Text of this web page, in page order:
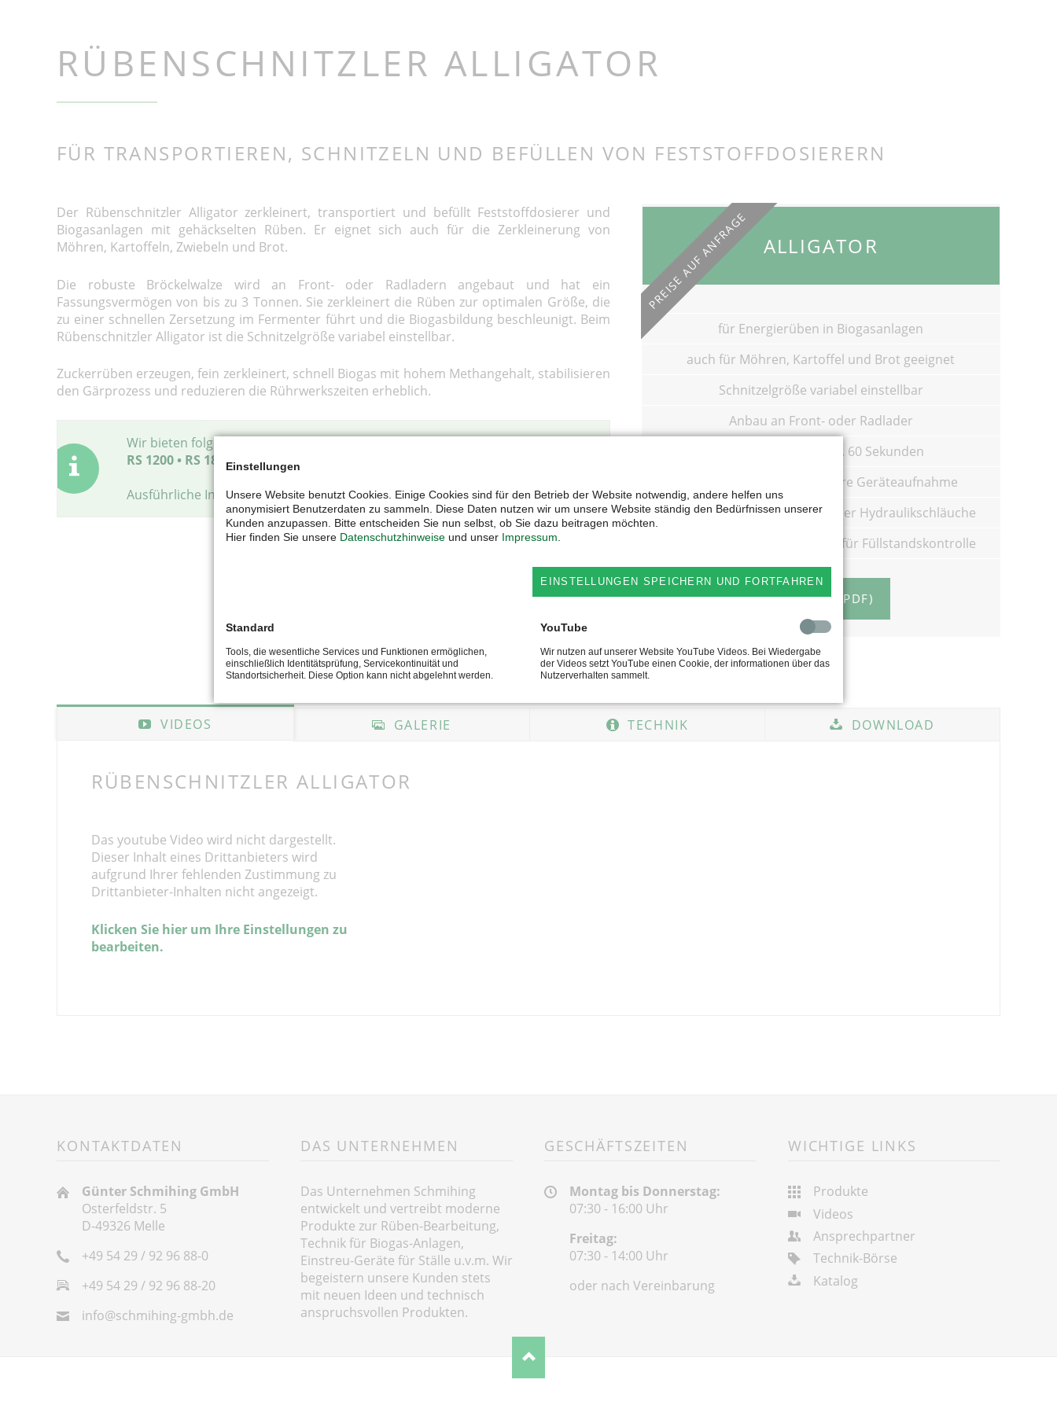
Stationärer Rübenschnitzler
Cleaner Tiger mit Reiniger
Kartoffelentsteinung
Crocodile
RÜBENSCHNITZLER ALLIGATOR
FÜR TRANSPORTIEREN, SCHNITZELN UND BEFÜLLEN VON FESTSTOFFDOSIERERN
Der Rübenschnitzler Alligator zerkleinert, transportiert und befüllt Feststoffdosierer und
Biogasanlagen mit gehäckselten Rüben. Er eignet sich auch für die Zerkleinerung von
Möhren, Kartoffeln, Zwiebeln und Brot.
Die robuste Bröckelwalze wird an Front- oder Radladern angebaut und hat ein
Fassungsvermögen von bis zu 3 Tonnen. Sie zerkleinert die Rüben zur optimalen Größe, die
zu einer schnellen Zersetzung im Fermenter führt und die Biogasbildung beschleunigt. Beim
Rübenschnitzler Alligator ist die Schnitzelgröße variabel einstellbar.
Zuckerrüben erzeugen, fein zerkleinert, schnell Biogas mit hohem Methangehalt, stabilisieren
den Gärprozess und reduzieren die Rührwerkszeiten erheblich.
Wir bieten folgende Varianten an:
RS 1200 • RS 1800 • RS 2400 • RS 3000
Ausführliche Infos finden Sie in unseren Prospekten.
ALLIGATOR
PREISE AUF ANFRAGE
für Energierüben in Biogasanlagen
auch für Möhren, Kartoffel und Brot geeignet
Schnitzelgröße variabel einstellbar
Anbau an Front- oder Radlader
bis zu 3 Tonnen in ca. 60 Sekunden
geschraubte, austauschbare Geräteaufnahme
Schlauchgarderobe - Ablage der Hydraulikschläuche
Sichtfenster in der Rückwand für Füllstandskontrolle
PROSPEKT (PDF)
VIDEOS GALERIE TECHNIK DOWNLOAD
RÜBENSCHNITZLER ALLIGATOR
Das youtube Video wird nicht dargestellt.
Dieser Inhalt eines Drittanbieters wird
aufgrund Ihrer fehlenden Zustimmung zu
Drittanbieter-Inhalten nicht angezeigt.
Klicken Sie hier um Ihre Einstellungen zu
bearbeiten.
KONTAKTDATEN
Günter Schmihing GmbH
Osterfeldstr. 5
D-49326 Melle
+49 54 29 / 92 96 88-0
+49 54 29 / 92 96 88-20
info@schmihing-gmbh.de
DAS UNTERNEHMEN
Das Unternehmen Schmihing
entwickelt und vertreibt moderne
Produkte zur Rüben-Bearbeitung,
Technik für Biogas-Anlagen,
Einstreu-Geräte für Ställe u.v.m. Wir
begeistern unsere Kunden stets
mit neuen Ideen und technisch
anspruchsvollen Produkten.
GESCHÄFTSZEITEN
Montag bis Donnerstag:
07:30 - 16:00 Uhr
Freitag:
07:30 - 14:00 Uhr
oder nach Vereinbarung
WICHTIGE LINKS
Produkte
Videos
Ansprechpartner
Technik-Börse
Katalog
Einstellungen
Unsere Website benutzt Cookies. Einige Cookies sind für den Betrieb der Website notwendig, andere helfen uns
anonymisiert Benutzerdaten zu sammeln. Diese Daten nutzen wir um unsere Website ständig den Bedürfnissen unserer
Kunden anzupassen. Bitte entscheiden Sie nun selbst, ob Sie dazu beitragen möchten.
Hier finden Sie unsere Datenschutzhinweise und unser Impressum
EINSTELLUNGEN SPEICHERN UND FORTFAHREN
Standard
Tools, die wesentliche Services und Funktionen ermöglichen,
einschließlich Identitätsprüfung, Servicekontinuität und
Standortsicherheit. Diese Option kann nicht abgelehnt werden.
YouTube
Wir nutzen auf unserer Website YouTube Videos. Bei Wiedergabe
der Videos setzt YouTube einen Cookie, der informationen über das
Nutzerverhalten sammelt.